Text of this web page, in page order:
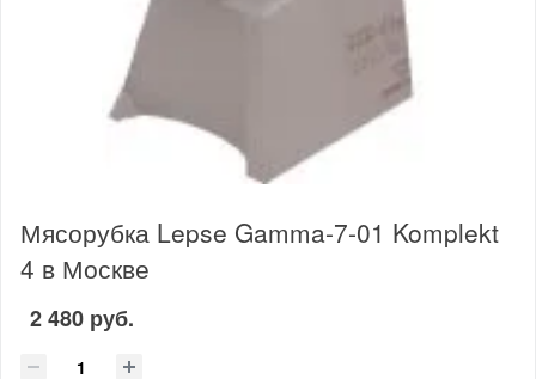
Мясорубка Lepse Gamma-7-01 Komplekt
4 в Москве
2 480 руб.